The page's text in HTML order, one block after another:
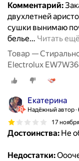
Комментарий:
двухлетней
сушки вынимаю
белье… Читать ещё
Товар —
Electrolux
Екатерина
Надёжный автор
17
Достоинства: Не
Недостатки: